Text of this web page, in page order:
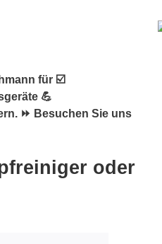
für ☑️
💪
⏩ Besuchen Sie uns
oder